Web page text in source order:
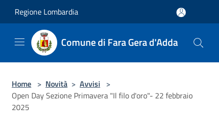
Regione Lombardia
Comune di Fara Gera d'Adda
Home > Novità > Avvisi >
Open Day Sezione Primavera "Il filo d'oro"- 22 febbraio
2025